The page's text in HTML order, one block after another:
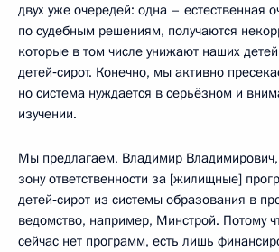
двух уже очередей: одна – естественная
по судебным решениям, получаются
которые в том числе унижают наших
детей‑сирот. Конечно, мы активно
но система нуждается в серьёзном и
изучении.
Мы предлагаем, Владимир Владимирович,
зону ответственности за [жилищные]
детей‑сирот из системы образования в
ведомство, например, Минстрой. Потому
сейчас нет программ, есть лишь